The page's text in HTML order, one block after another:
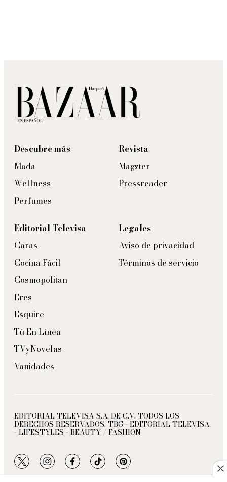
Descubre más
Moda
Wellness
Perfumes
Revista
Magzter
Pressreader
Editorial Televisa
Caras
Cocina Fácil
Cosmopolitan
Eres
Esquire
Tú En Línea
TVyNovelas
Vanidades
Legales
Aviso de privacidad
Términos de servicio
EDITORIAL TELEVISA S.A. DE C.V. TODOS LOS
DERECHOS RESERVADOS. TBG - EDITORIAL TELEVISA
- LIFESTYLES - BEAUTY / FASHION
twitterinstagramfacebooktiktokpinterest